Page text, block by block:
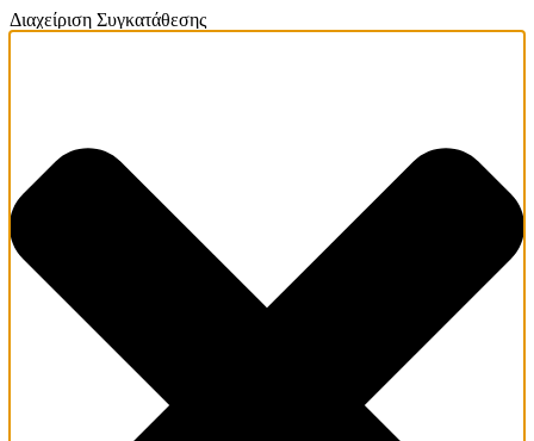
Διαχείριση Συγκατάθεσης